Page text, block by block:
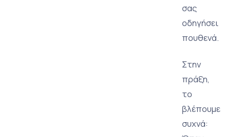
σας
οδηγήσει
πουθενά.
Στην
πράξη,
το
βλέπουμε
συχνά: